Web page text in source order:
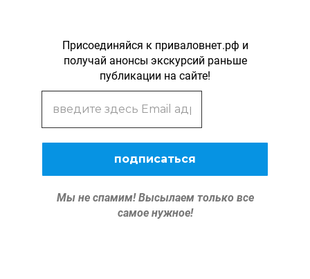
Присоединяйся к приваловнет.рф и
получай анонсы экскурсий раньше
публикации на сайте!
Мы не спамим! Высылаем только все
самое нужное!